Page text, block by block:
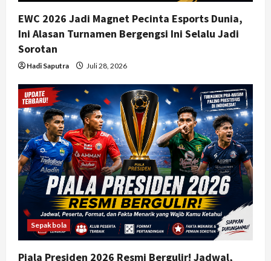
EWC 2026 Jadi Magnet Pecinta Esports Dunia,
Ini Alasan Turnamen Bergengsi Ini Selalu Jadi
Sorotan
Hadi Saputra Juli 28, 2026
Sepakbola
Piala Presiden 2026 Resmi Bergulir! Jadwal,